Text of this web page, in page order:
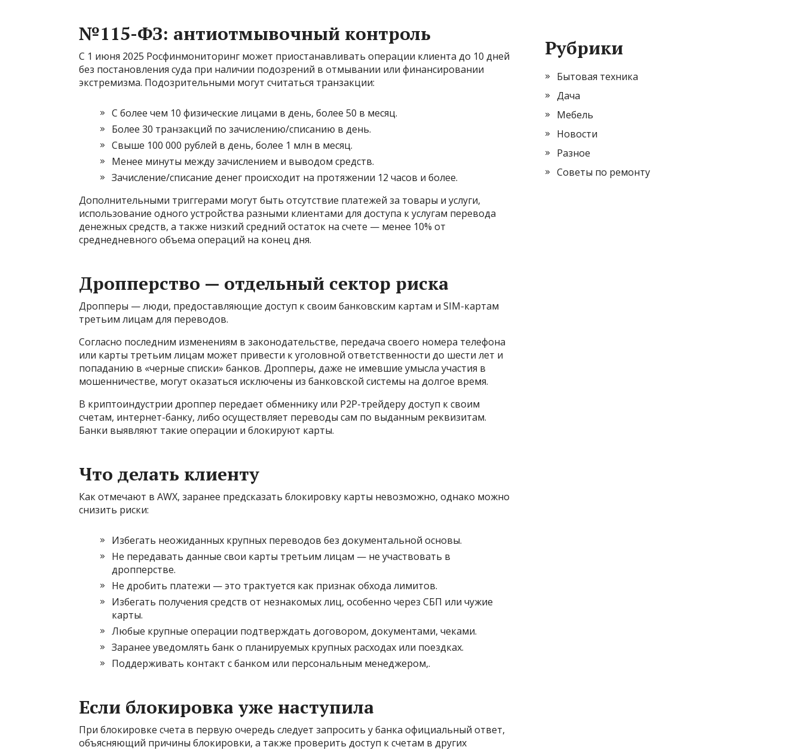
№115-ФЗ: антиотмывочный контроль
С 1 июня 2025 Росфинмониторинг может приостанавливать операции клиента до 10 дней
без постановления суда при наличии подозрений в отмывании или финансировании
экстремизма. Подозрительными могут считаться транзакции:
C более чем 10 физические лицами в день, более 50 в месяц.
Более 30 транзакций по зачислению/списанию в день.
Свыше 100 000 рублей в день, более 1 млн в месяц.
Менее минуты между зачислением и выводом средств.
Зачисление/списание денег происходит на протяжении 12 часов и более.
Дополнительными триггерами могут быть отсутствие платежей за товары и услуги,
использование одного устройства разными клиентами для доступа к услугам перевода
денежных средств, а также низкий средний остаток на счете — менее 10% от
среднедневного объема операций на конец дня.
Дропперство — отдельный сектор риска
Дропперы — люди, предоставляющие доступ к своим банковским картам и SIM-картам
третьим лицам для переводов.
Согласно последним изменениям в законодательстве, передача своего номера телефона
или карты третьим лицам может привести к уголовной ответственности до шести лет и
попаданию в «черные списки» банков. Дропперы, даже не имевшие умысла участия в
мошенничестве, могут оказаться исключены из банковской системы на долгое время.
В криптоиндустрии дроппер передает обменнику или P2P-трейдеру доступ к своим
счетам, интернет-банку, либо осуществляет переводы сам по выданным реквизитам.
Банки выявляют такие операции и блокируют карты.
Что делать клиенту
Как отмечают в AWX, заранее предсказать блокировку карты невозможно, однако можно
снизить риски:
Избегать неожиданных крупных переводов без документальной основы.
Не передавать данные свои карты третьим лицам — не участвовать в
дропперстве.
Не дробить платежи — это трактуется как признак обхода лимитов.
Избегать получения средств от незнакомых лиц, особенно через СБП или чужие
карты.
Любые крупные операции подтверждать договором, документами, чеками.
Заранее уведомлять банк о планируемых крупных расходах или поездках.
Поддерживать контакт с банком или персональным менеджером,.
Если блокировка уже наступила
При блокировке счета в первую очередь следует запросить у банка официальный ответ,
объясняющий причины блокировки, а также проверить доступ к счетам в других
Рубрики
Бытовая техника
Дача
Мебель
Новости
Разное
Советы по ремонту